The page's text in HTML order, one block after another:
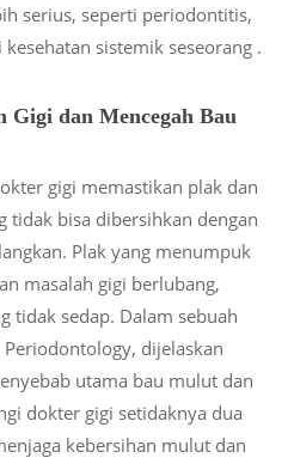
serius, seperti periodontitis,
sistemik seseorang .
Gigi dan Mencegah Bau
gigi memastikan plak dan
tidak bisa dibersihkan dengan
Plak yang menumpuk
masalah gigi berlubang,
tidak sedap. Dalam sebuah
Periodontology, dijelaskan
utama bau mulut dan
dokter gigi setidaknya dua
kebersihan mulut dan